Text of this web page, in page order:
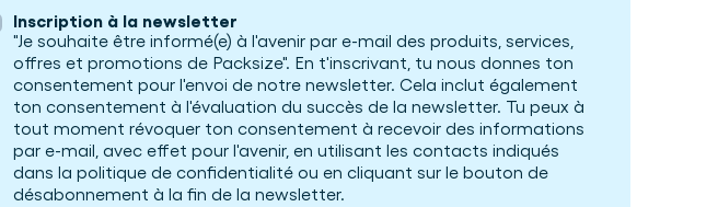
Inscription à la newsletter
"Je souhaite être informé(e) à l'avenir par e-mail des produits, services,
offres et promotions de Packsize". En t'inscrivant, tu nous donnes ton
consentement pour l'envoi de notre newsletter. Cela inclut également
ton consentement à l'évaluation du succès de la newsletter. Tu peux à
tout moment révoquer ton consentement à recevoir des informations
par e-mail, avec effet pour l'avenir, en utilisant les contacts indiqués
dans la politique de confidentialité ou en cliquant sur le bouton de
désabonnement à la fin de la newsletter.